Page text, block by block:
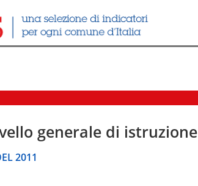
generale di istruzione
2011